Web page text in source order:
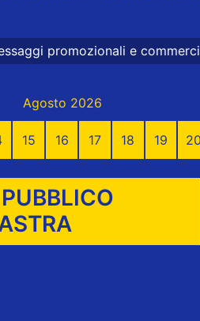
e commerciali
Agosto 2026
15 16 17 18 19 20